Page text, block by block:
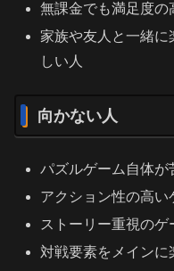
無課金でも満足度の
家族や友人と一緒
しい人
向かない人
パズルゲーム自体が
アクション性の高い
ストーリー重視のゲ
対戦要素をメインに